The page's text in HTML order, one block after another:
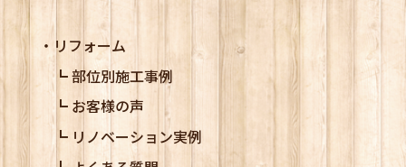
リフォーム
部位別施工事例
お客様の声
リノベーション実例